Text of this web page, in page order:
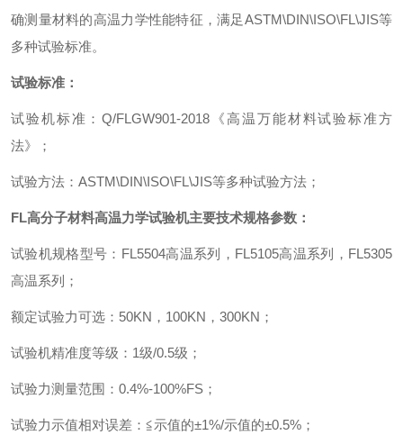
确测量材料的高温力学性能特征，满足ASTM\DIN\ISO\FL\JIS等
多种试验标准。
试验标准：
试验机标准：Q/FLGW901-2018 《高温万能材料试验标准方
法》；
试验方法： ASTM\DIN\ISO\FL\JIS等多种试验方法；
FL高分子材料高温力学试验机主要技术规格参数：
试验机规格型号： FL5504高温系列， FL5105高温系列， FL5305
高温系列；
额定试验力可选： 50KN ， 100KN ， 300KN ；
试验机精准度等级： 1级/0.5级；
试验力测量范围： 0.4%-100%FS ；
试验力示值相对误差：≦示值的±1%/示值的±0.5% ；